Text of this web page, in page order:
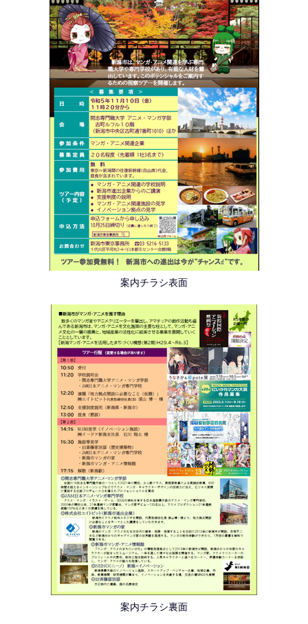
案内チラシ表面
案内チラシ裏面